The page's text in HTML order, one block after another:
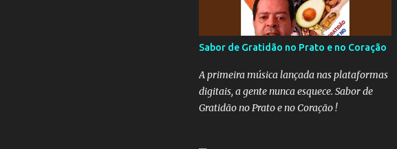
recolhimento para 14%. De acordo com a
publicação, a reforma da Previdência Social
também está sendo analisada pelos
governadores, que querem subir a taxa de
recolhimento. Nesse caso, seriam atingidos
os inativos da União e dos estados.
Atualmente, o teto do INSS é de R$ 5.189,82
Sabor de Gratidão no Prato e no Coração
A primeira música lançada nas plataformas
digitais, a gente nunca esquece. Sabor de
Gratidão no Prato e no Coração !